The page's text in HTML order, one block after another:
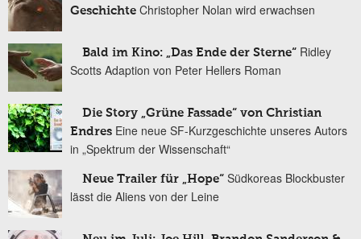
Geschichte Christopher Nolan wird erwachsen
Bald im Kino: „Das Ende der Sterne“ Ridley
Scotts Adaption von Peter Hellers Roman
Die Story „Grüne Fassade“ von Christian
Endres Eine neue SF-Kurzgeschichte unseres Autors
in „Spektrum der Wissenschaft“
Neue Trailer für „Hope“ Südkoreas Blockbuster
lässt die Aliens von der Leine